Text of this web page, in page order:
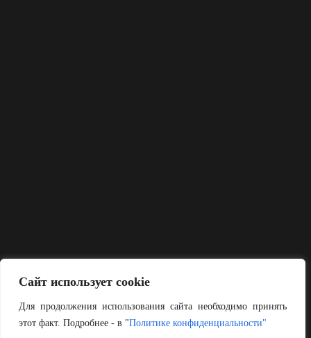
Сайт использует cookie
Для продолжения использования сайта необходимо принять
этот факт. Подробнее - в "Политике конфиденциальности"